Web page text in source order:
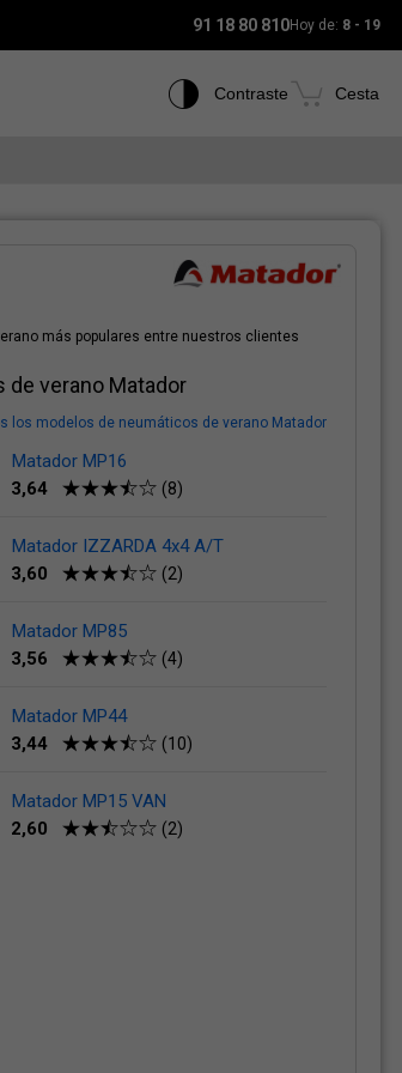
91 18 80 810Hoy de: 8 - 19
Contraste Cesta
más populares entre nuestros clientes
verano Matador
los modelos de neumáticos de verano Matador
Matador MP16
3,64
(8)
Matador IZZARDA 4x4 A/T
3,60
(2)
Matador MP85
3,56
(4)
Matador MP44
3,44
(10)
Matador MP15 VAN
2,60
(2)